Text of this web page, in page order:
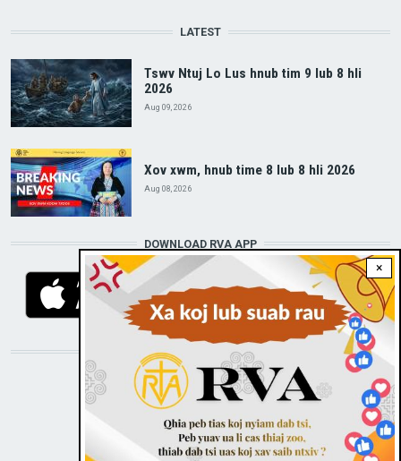
×
LATEST
Tswv Ntuj Lo Lus hnub tim 9 lub 8 hli
2026
Aug 09, 2026
Xov xwm, hnub time 8 lub 8 hli 2026
Aug 08, 2026
DOWNLOAD RVA APP
STAY CONNECTED WITH US!